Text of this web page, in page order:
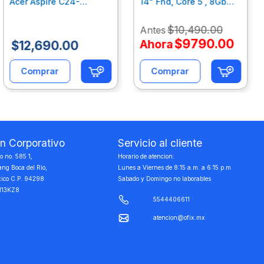
Dq.Bmjal.002
$12,690.00
Comprar
Antes$10,490.00
Ahora$9790.00
Comprar
Corporativo
no. 585 1,
Boca del Rio,
C.P. 94298
Servicio al cliente
Horario de atencion:
Lunes a Viernes de 8:15 a.m. a 6:15 p.m
Sabado y Domingo no laborables
5544406611
atencion@ofix.mx